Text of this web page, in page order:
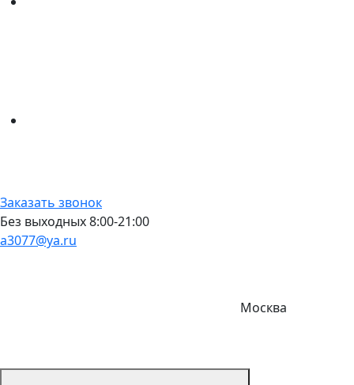
Заказать звонок
Без выходных 8:00-21:00
a3077@ya.ru
Москва